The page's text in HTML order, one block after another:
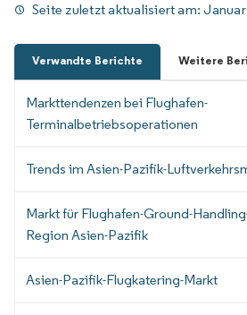
Seite zuletzt aktualisiert am:
Verwandte Berichte Weitere
Markttendenzen bei Flughafen-
Terminalbetriebsoperationen
Trends im Asien-Pazifik-
Markt für Flughafen-Ground-
Region Asien-Pazifik
Asien-Pazifik-Flugkatering-Markt